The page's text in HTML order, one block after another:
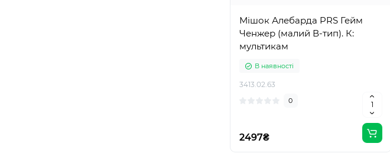
Мішок Алебарда PRS Гейм
Ченжер (малий В-тип). К:
мультикам
В наявності
3413.02.63
0
2497₴